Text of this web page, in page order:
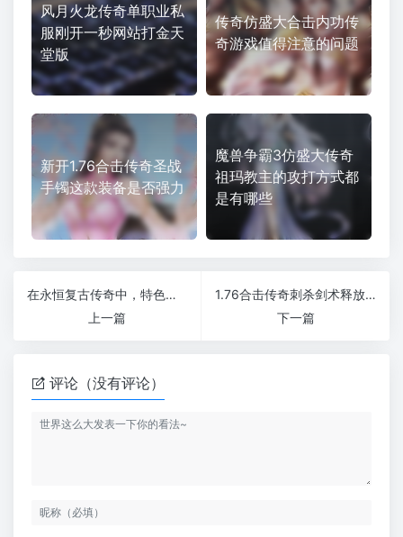
风月火龙传奇单职业私
服刚开一秒网站打金天
堂版
传奇仿盛大合击内功传
奇游戏值得注意的问题
新开1.76合击传奇圣战
手镯这款装备是否强力
魔兽争霸3仿盛大传奇
祖玛教主的攻打方式都
是有哪些
在永恒复古传奇中，特色的PVP玩法也是其最大的特点之一。
上一篇
1.76合击传奇刺杀剑术释放的比较多
下一篇
评论（没有评论）